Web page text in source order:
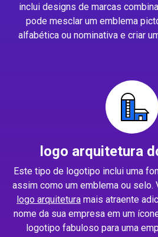
inclui designs de marcas
pode mesclar um emblema
alfabética ou nominativa e criar
logo arquitetura
Este tipo de logotipo inclui uma
assim como um emblema ou selo.
logo arquitetura mais atraente
nome da sua empresa em um
logotipo fabuloso para uma